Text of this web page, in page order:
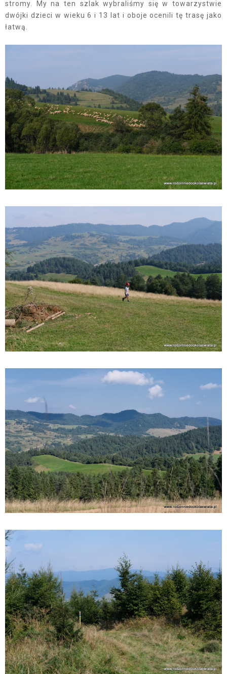
stromy. My na ten szlak wybraliśmy się w towarzystwie
dwójki dzieci w wieku 6 i 13 lat i oboje ocenili tę trasę jako
łatwą.